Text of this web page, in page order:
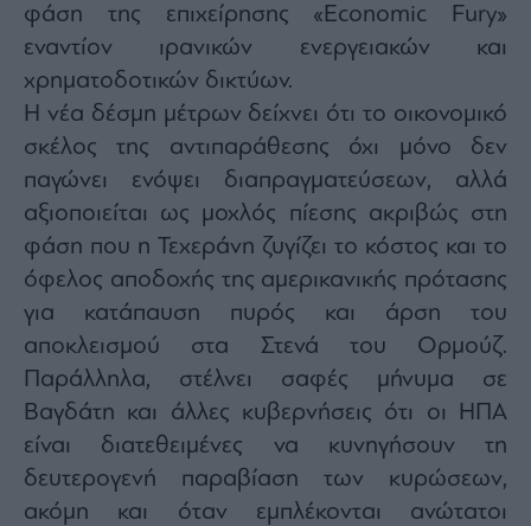
φάση της επιχείρησης «Economic Fury»
εναντίον ιρανικών ενεργειακών και
χρηματοδοτικών δικτύων.
Η νέα δέσμη μέτρων δείχνει ότι το οικονομικό
σκέλος της αντιπαράθεσης όχι μόνο δεν
παγώνει ενόψει διαπραγματεύσεων, αλλά
αξιοποιείται ως μοχλός πίεσης ακριβώς στη
φάση που η Τεχεράνη ζυγίζει το κόστος και το
όφελος αποδοχής της αμερικανικής πρότασης
για κατάπαυση πυρός και άρση του
αποκλεισμού στα Στενά του Ορμούζ.
Παράλληλα, στέλνει σαφές μήνυμα σε
Βαγδάτη και άλλες κυβερνήσεις ότι οι ΗΠΑ
είναι διατεθειμένες να κυνηγήσουν τη
δευτερογενή παραβίαση των κυρώσεων,
ακόμη και όταν εμπλέκονται ανώτατοι